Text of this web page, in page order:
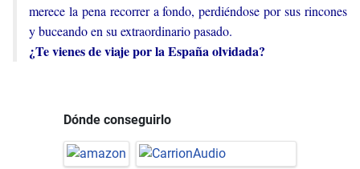
merece la pena recorrer a fondo, perdiéndose por sus rincones
y buceando en su extraordinario pasado.
¿Te vienes de viaje por la España olvidada?
Dónde conseguirlo